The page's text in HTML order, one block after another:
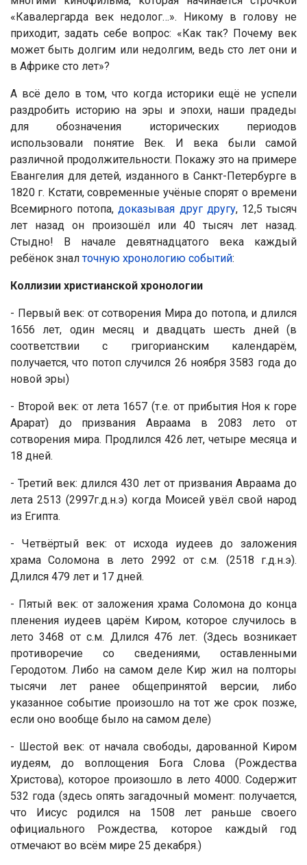
«Кавалергарда век недолог…». Никому в голову не
приходит, задать себе вопрос: «Как так? Почему век
может быть долгим или недолгим, ведь сто лет они и
в Африке сто лет»?
А всё дело в том, что когда историки ещё не успели
раздробить историю на эры и эпохи, наши прадеды
для обозначения исторических периодов
использовали понятие Век. И века были самой
различной продолжительности. Покажу это на примере
Евангелия для детей, изданного в Санкт-Петербурге в
1820 г. Кстати, современные учёные спорят о времени
Всемирного потопа, доказывая друг другу, 12,5 тысяч
лет назад он произошёл или 40 тысяч лет назад.
Стыдно! В начале девятнадцатого века каждый
ребёнок зналточную хронологию событий:
Коллизии христианской хронологии
- Первый век: от сотворения Мира до потопа, и длился
1656 лет, один месяц и двадцать шесть дней (в
соответствии с григорианским календарём,
получается, что потоп случился 26 ноября 3583 года до
новой эры)
- Второй век: от лета 1657 (т.е. от прибытия Ноя к горе
Арарат) до призвания Авраама в 2083 лето от
сотворения мира. Продлился 426 лет, четыре месяца и
18 дней.
- Третий век: длился 430 лет от призвания Авраама до
лета 2513 (2997г.д.н.э) когда Моисей увёл свой народ
из Египта.
- Четвёртый век: от исхода иудеев до заложения
храма Соломона в лето 2992 от с.м. (2518 г.д.н.э).
Длился 479 лет и 17 дней.
- Пятый век: от заложения храма Соломона до конца
пленения иудеев царём Киром, которое случилось в
лето 3468 от с.м. Длился 476 лет. (Здесь возникает
противоречие со сведениями, оставленными
Геродотом. Либо на самом деле Кир жил на полторы
тысячи лет ранее общепринятой версии, либо
указанное событие произошло на тот же срок позже,
если оно вообще было на самом деле)
- Шестой век: от начала свободы, дарованной Киром
иудеям, до воплощения Бога Слова (Рождества
Христова), которое произошло в лето 4000. Содержит
532 года (здесь опять загадочный момент: получается,
что Иисус родился на 1508 лет раньше своего
официального Рождества, которое каждый год
отмечают во всём мире 25 декабря.)